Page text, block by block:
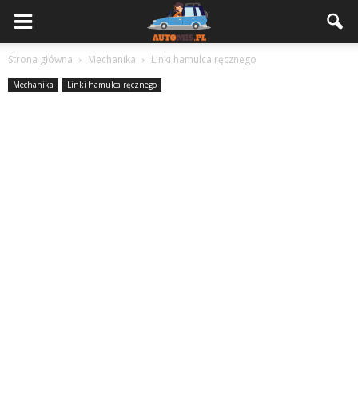
Strona główna Mechanika Linki hamulca ręcznego
Mechanika Linki hamulca ręcznego